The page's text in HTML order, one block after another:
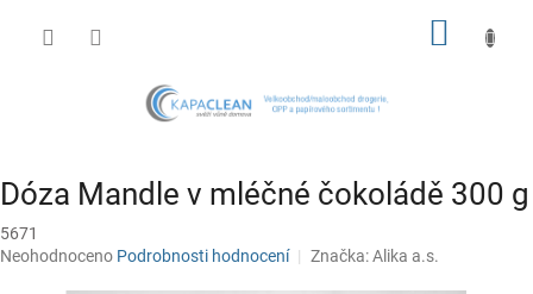
Dóza Mandle v mléčné čokoládě 300 g
5671
Průměrné
Neohodnoceno Podrobnosti hodnocení Značka:Alika a.s.